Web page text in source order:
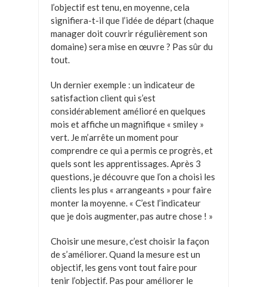
l’objectif est tenu, en moyenne, cela
signifiera-t-il que l’idée de départ (chaque
manager doit couvrir régulièrement son
domaine) sera mise en œuvre ? Pas sûr du
tout.
Un dernier exemple : un indicateur de
satisfaction client qui s’est
considérablement amélioré en quelques
mois et affiche un magnifique « smiley »
vert. Je m’arrête un moment pour
comprendre ce qui a permis ce progrès, et
quels sont les apprentissages. Après 3
questions, je découvre que l’on a choisi les
clients les plus « arrangeants » pour faire
monter la moyenne. « C’est l’indicateur
que je dois augmenter, pas autre chose ! »
Choisir une mesure, c’est choisir la façon
de s’améliorer. Quand la mesure est un
objectif, les gens vont tout faire pour
tenir l’objectif. Pas pour améliorer le